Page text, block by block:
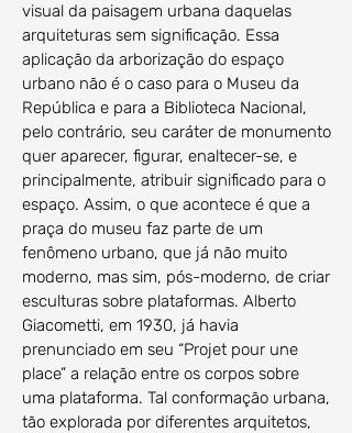
visual da paisagem urbana daquelas
arquiteturas sem significação. Essa
aplicação da arborização do espaço
urbano não é o caso para o Museu da
República e para a Biblioteca Nacional,
pelo contrário, seu caráter de monumento
quer aparecer, figurar, enaltecer-se, e
principalmente, atribuir significado para o
espaço. Assim, o que acontece é que a
praça do museu faz parte de um
fenômeno urbano, que já não muito
moderno, mas sim, pós-moderno, de criar
esculturas sobre plataformas. Alberto
Giacometti, em 1930, já havia
prenunciado em seu “Projet pour une
place” a relação entre os corpos sobre
uma plataforma. Tal conformação urbana,
tão explorada por diferentes arquitetos,